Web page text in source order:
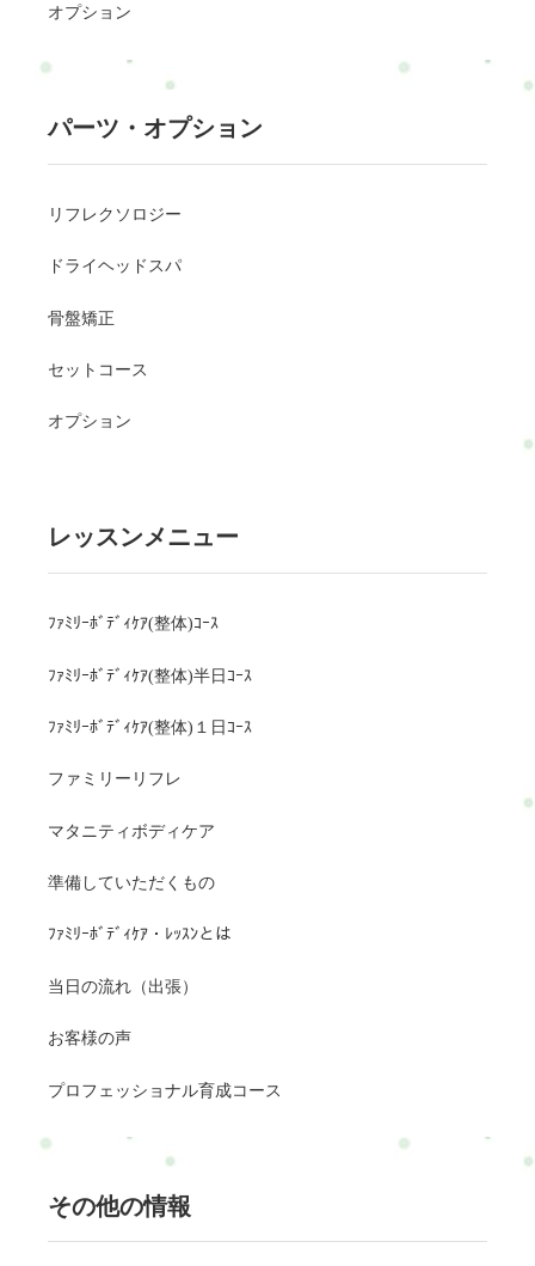
オプション
パーツ・オプション
リフレクソロジー
ドライヘッドスパ
骨盤矯正
セットコース
オプション
レッスンメニュー
ﾌｧﾐﾘｰﾎﾞﾃﾞｨｹｱ(整体)ｺｰｽ
ﾌｧﾐﾘｰﾎﾞﾃﾞｨｹｱ(整体)半日ｺｰｽ
ﾌｧﾐﾘｰﾎﾞﾃﾞｨｹｱ(整体)１日ｺｰｽ
ファミリーリフレ
マタニティボディケア
準備していただくもの
ﾌｧﾐﾘｰﾎﾞﾃﾞｨｹｱ・ﾚｯｽﾝとは
当日の流れ（出張）
お客様の声
プロフェッショナル育成コース
その他の情報